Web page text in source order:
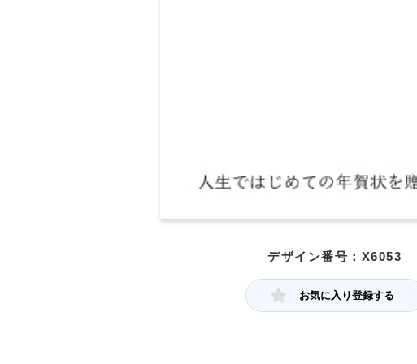
デザイン番号：X6053
お気に入り登録する